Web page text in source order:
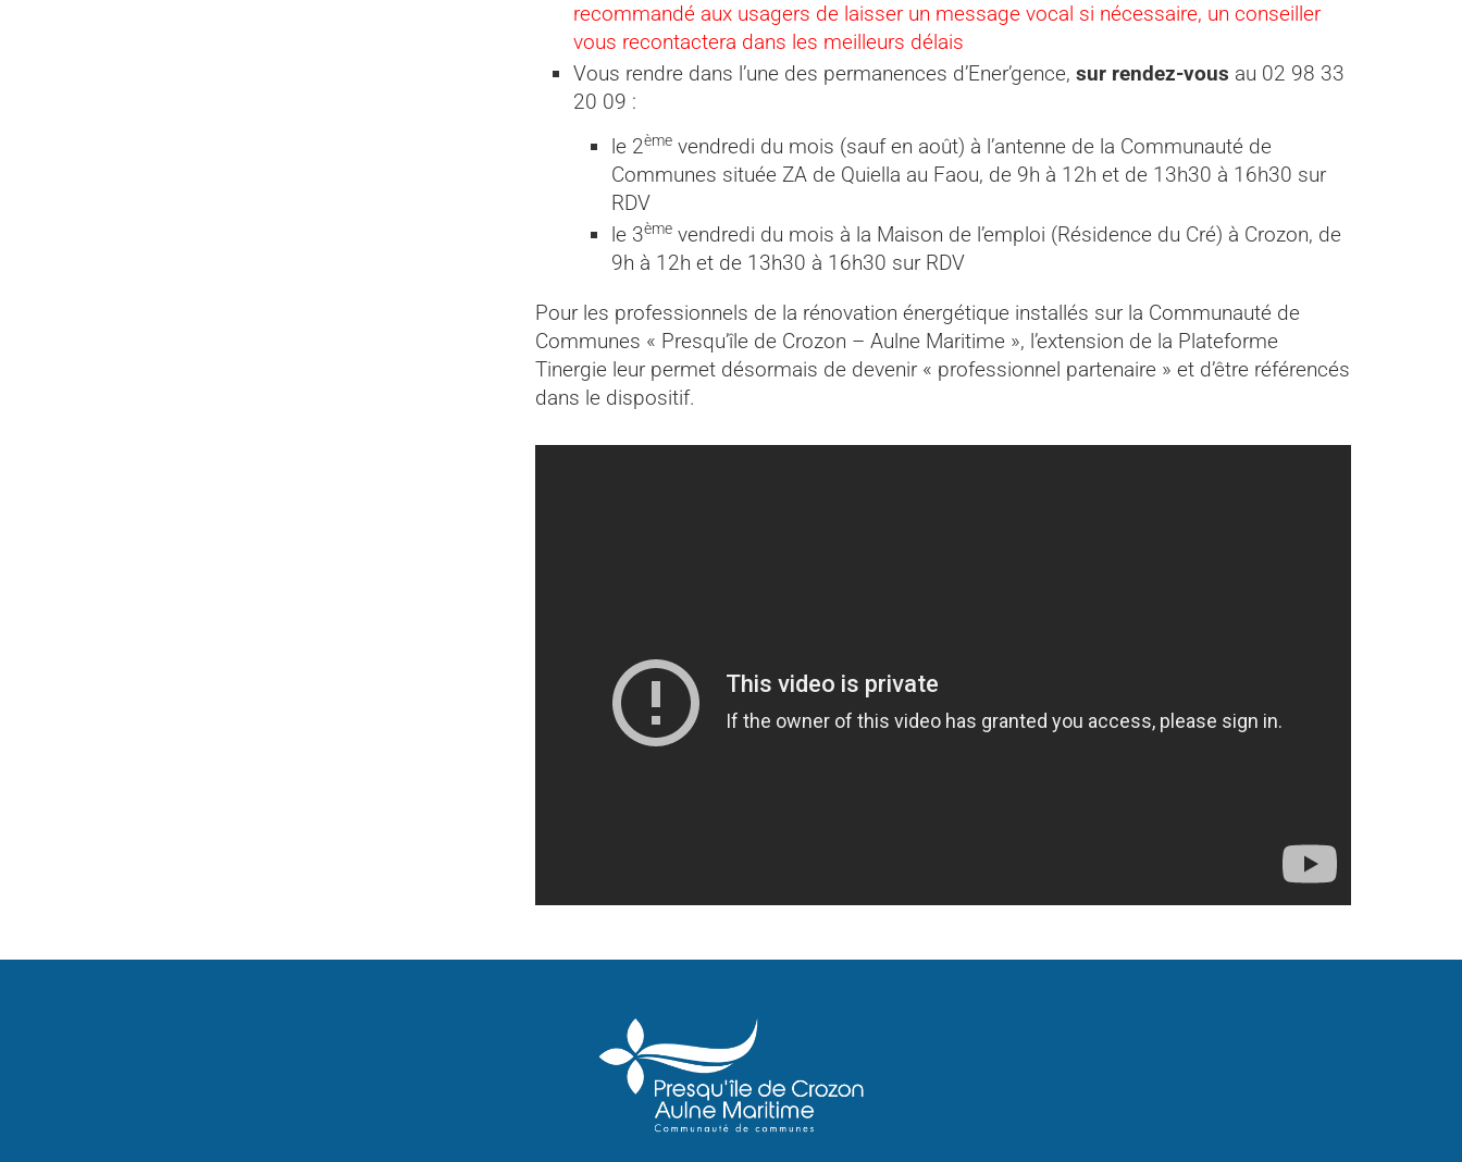
recommandé aux usagers de laisser un message vocal si nécessaire, un conseiller
vous recontactera dans les meilleurs délais
Vous rendre dans l’une des permanences d’Ener’gence, sur rendez-vous au 02 98 33
20 09 :
le 2ème vendredi du mois (sauf en août) à l’antenne de la Communauté de
Communes située ZA de Quiella au Faou, de 9h à 12h et de 13h30 à 16h30 sur
RDV
le 3ème vendredi du mois à la Maison de l’emploi (Résidence du Cré) à Crozon, de
9h à 12h et de 13h30 à 16h30 sur RDV
Pour les professionnels de la rénovation énergétique installés sur la Communauté de
Communes « Presqu’île de Crozon – Aulne Maritime », l’extension de la Plateforme
Tinergie leur permet désormais de devenir « professionnel partenaire » et d’être référencés
dans le dispositif.